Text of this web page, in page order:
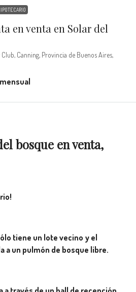
en venta en Solar del
Canning, Provincia de Buenos Aires,
bosque en venta,
tiene un lote vecino y el
a un pulmón de bosque libre.